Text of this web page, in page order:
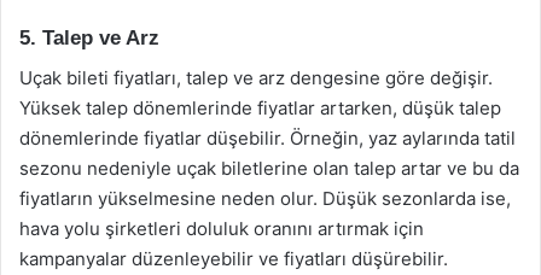
5. Talep ve Arz
Uçak bileti fiyatları, talep ve arz dengesine göre değişir.
Yüksek talep dönemlerinde fiyatlar artarken, düşük talep
dönemlerinde fiyatlar düşebilir. Örneğin, yaz aylarında tatil
sezonu nedeniyle uçak biletlerine olan talep artar ve bu da
fiyatların yükselmesine neden olur. Düşük sezonlarda ise,
hava yolu şirketleri doluluk oranını artırmak için
kampanyalar düzenleyebilir ve fiyatları düşürebilir.